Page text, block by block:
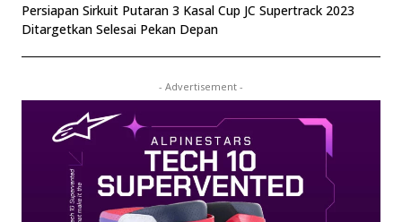
Persiapan Sirkuit Putaran 3 Kasal Cup JC Supertrack 2023
Ditargetkan Selesai Pekan Depan
- Advertisement -